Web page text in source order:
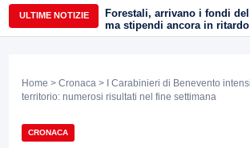
ULTIME NOTIZIE
Forestali, arrivano i fondi del
ma stipendi ancora in
più sostenibile”
Home > Cronaca > I Carabinieri di Benevento
territorio: numerosi risultati nel fine settimana
CRONACA